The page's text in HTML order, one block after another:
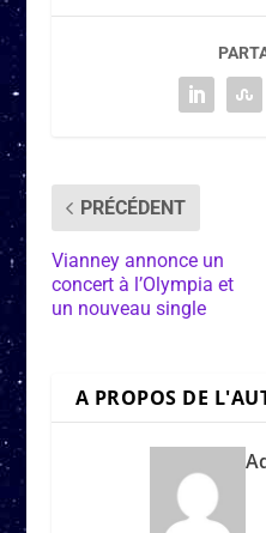
PRÉCÉDENT
Vianney annonce un
concert à l’Olympia et
un nouveau single
A PROPOS DE